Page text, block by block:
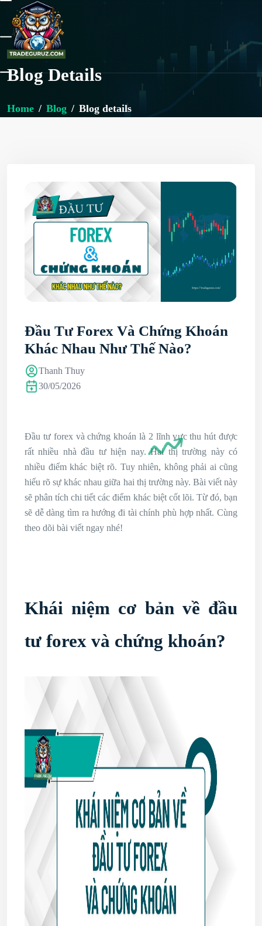
Blog Details
Home Blog Blog details
Đầu Tư Forex Và Chứng Khoán
Khác Nhau Như Thế Nào?
Thanh Thuy
30/05/2026
Đầu tư forex và chứng khoán là 2 lĩnh vực thu hút được
rất nhiều nhà đầu tư hiện nay. Hai thị trường này có
nhiều điểm khác biệt rõ. Tuy nhiên, không phải ai cũng
hiểu rõ sự khác nhau giữa hai thị trường này. Bài viết này
sẽ phân tích chi tiết các điểm khác biệt cốt lõi. Từ đó, bạn
sẽ dễ dàng tìm ra hướng đi tài chính phù hợp nhất. Cùng
theo dõi bài viết ngay nhé!
Khái niệm cơ bản về đầu
tư forex và chứng khoán?